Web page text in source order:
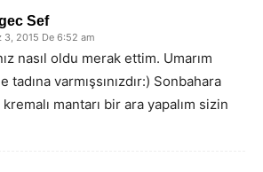
Sef
3, 2015 De 6:52 am
nasıl oldu merak ettim. Umarım
tadına varmışsınızdır:) Sonbahara
mantarı bir ara yapalım sizin